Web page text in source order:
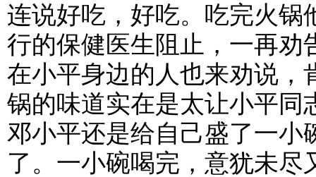
连说好吃，好吃。吃完火锅
行的保健医生阻止，一再劝
在小平身边的人也来劝说，
锅的味道实在是太让小平同
邓小平还是给自己盛了一小
了。一小碗喝完，意犹未